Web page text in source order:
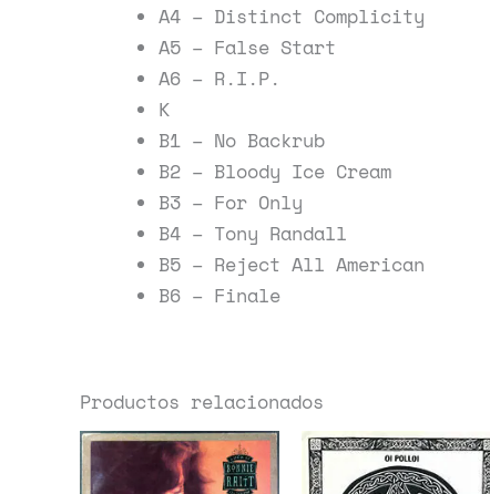
A4 – Distinct Complicity
A5 – False Start
A6 – R.I.P.
K
B1 – No Backrub
B2 – Bloody Ice Cream
B3 – For Only
B4 – Tony Randall
B5 – Reject All American
B6 – Finale
Productos relacionados